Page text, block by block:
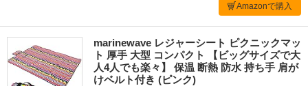
Amazonで購入
marinewave レジャーシート ピクニックマッ
ト 厚手 大型 コンパクト 【ビッグサイズで大
人4人でも楽々】 保温 断熱 防水 持ち手 肩が
けベルト付き (ピンク)